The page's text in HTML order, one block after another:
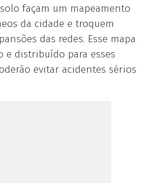
façam um mapeamento
da cidade e troquem
das redes. Esse mapa
e distribuído para esses
evitar acidentes sérios